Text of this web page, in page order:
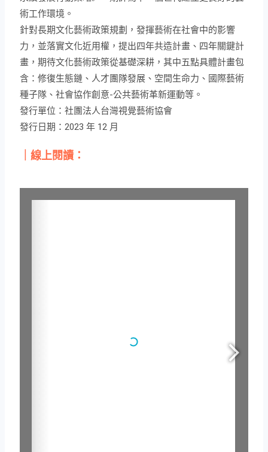
術工作環境。
針對長期文化藝術政策規劃，發揮藝術在社會中的影響
力，並落實文化近用權，提出四年共造計畫、四年關鍵計
畫，期待文化藝術政策從基礎深耕，其中五點具體計畫包
含：修復生態鏈、人才團隊發展、空間生命力、國際藝術
種子隊、社會協作創意-公共藝術革新運動等。
發行單位：社團法人台灣視覺藝術協會
發行日期：2023 年 12 月
｜線上閱讀：